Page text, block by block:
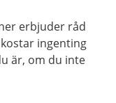
erbjuder råd
ingenting
är, om du inte